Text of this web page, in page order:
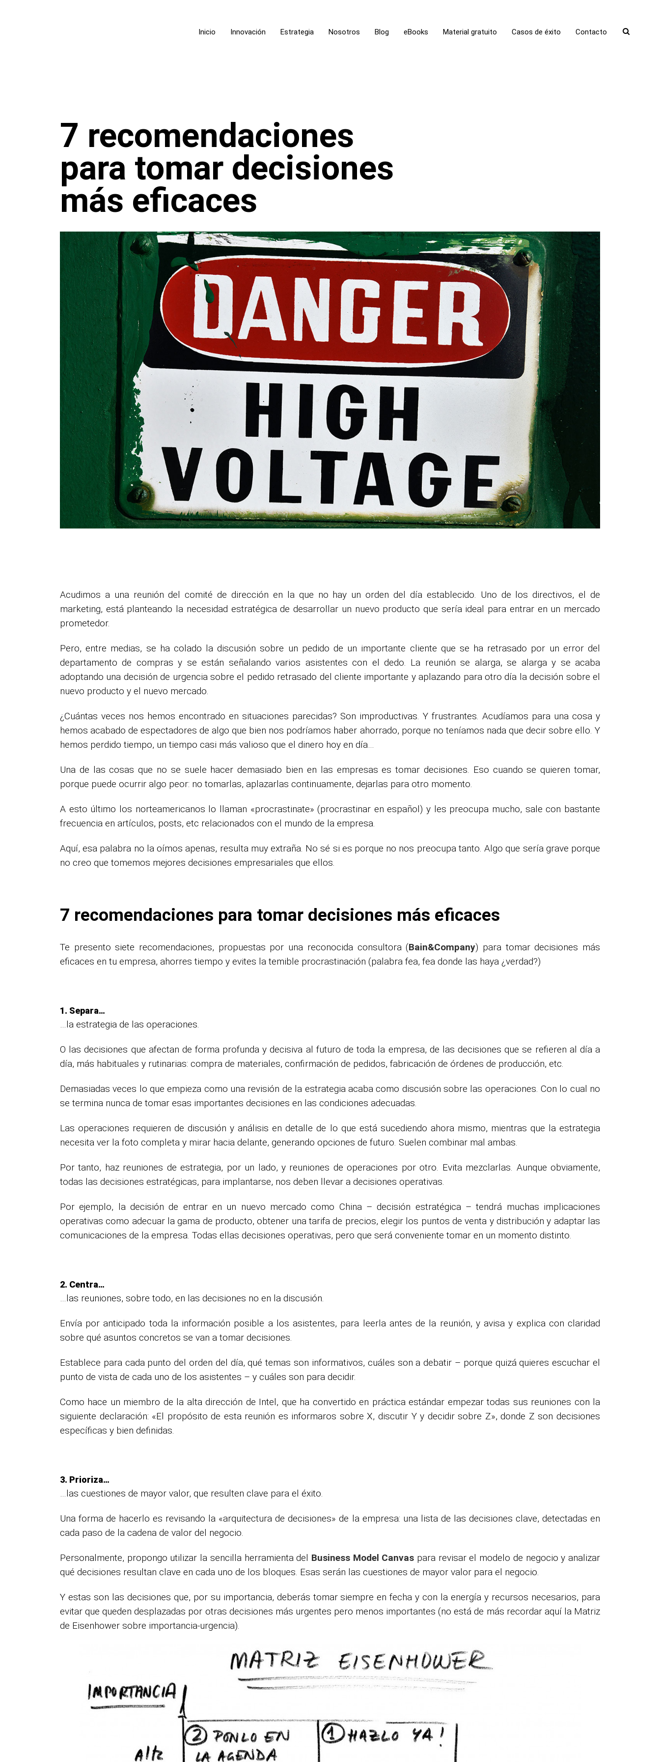
Inicio Innovación Estrategia Nosotros Blog eBooks Material gratuito Casos de éxito Contacto
7 recomendaciones
para tomar decisiones
más eficaces
Acudimos a una reunión del comité de dirección en la que no hay un orden del día establecido. Uno de los directivos, el de
marketing, está planteando la necesidad estratégica de desarrollar un nuevo producto que sería ideal para entrar en un mercado
prometedor.
Pero, entre medias, se ha colado la discusión sobre un pedido de un importante cliente que se ha retrasado por un error del
departamento de compras y se están señalando varios asistentes con el dedo. La reunión se alarga, se alarga y se acaba
adoptando una decisión de urgencia sobre el pedido retrasado del cliente importante y aplazando para otro día la decisión sobre el
nuevo producto y el nuevo mercado.
¿Cuántas veces nos hemos encontrado en situaciones parecidas? Son improductivas. Y frustrantes. Acudíamos para una cosa y
hemos acabado de espectadores de algo que bien nos podríamos haber ahorrado, porque no teníamos nada que decir sobre ello. Y
hemos perdido tiempo, un tiempo casi más valioso que el dinero hoy en día…
Una de las cosas que no se suele hacer demasiado bien en las empresas es tomar decisiones. Eso cuando se quieren tomar,
porque puede ocurrir algo peor: no tomarlas, aplazarlas continuamente, dejarlas para otro momento.
A esto último los norteamericanos lo llaman «procrastinate» (procrastinar en español) y les preocupa mucho, sale con bastante
frecuencia en artículos, posts, etc relacionados con el mundo de la empresa.
Aquí, esa palabra no la oímos apenas, resulta muy extraña. No sé si es porque no nos preocupa tanto. Algo que sería grave porque
no creo que tomemos mejores decisiones empresariales que ellos.
7 recomendaciones para tomar decisiones más eficaces
Te presento siete recomendaciones, propuestas por una reconocida consultora (Bain&Company) para tomar decisiones más
eficaces en tu empresa, ahorres tiempo y evites la temible procrastinación (palabra fea, fea donde las haya ¿verdad?)
1. Separa…
…la estrategia de las operaciones.
O las decisiones que afectan de forma profunda y decisiva al futuro de toda la empresa, de las decisiones que se refieren al día a
día, más habituales y rutinarias: compra de materiales, confirmación de pedidos, fabricación de órdenes de producción, etc.
Demasiadas veces lo que empieza como una revisión de la estrategia acaba como discusión sobre las operaciones. Con lo cual no
se termina nunca de tomar esas importantes decisiones en las condiciones adecuadas.
Las operaciones requieren de discusión y análisis en detalle de lo que está sucediendo ahora mismo, mientras que la estrategia
necesita ver la foto completa y mirar hacia delante, generando opciones de futuro. Suelen combinar mal ambas.
Por tanto, haz reuniones de estrategia, por un lado, y reuniones de operaciones por otro. Evita mezclarlas. Aunque obviamente,
todas las decisiones estratégicas, para implantarse, nos deben llevar a decisiones operativas.
Por ejemplo, la decisión de entrar en un nuevo mercado como China – decisión estratégica – tendrá muchas implicaciones
operativas como adecuar la gama de producto, obtener una tarifa de precios, elegir los puntos de venta y distribución y adaptar las
comunicaciones de la empresa. Todas ellas decisiones operativas, pero que será conveniente tomar en un momento distinto.
2. Centra…
…las reuniones, sobre todo, en las decisiones no en la discusión.
Envía por anticipado toda la información posible a los asistentes, para leerla antes de la reunión, y avisa y explica con claridad
sobre qué asuntos concretos se van a tomar decisiones.
Establece para cada punto del orden del día, qué temas son informativos, cuáles son a debatir – porque quizá quieres escuchar el
punto de vista de cada uno de los asistentes – y cuáles son para decidir.
Como hace un miembro de la alta dirección de Intel, que ha convertido en práctica estándar empezar todas sus reuniones con la
siguiente declaración: «El propósito de esta reunión es informaros sobre X, discutir Y y decidir sobre Z», donde Z son decisiones
específicas y bien definidas.
3. Prioriza…
…las cuestiones de mayor valor, que resulten clave para el éxito.
Una forma de hacerlo es revisando la «arquitectura de decisiones» de la empresa: una lista de las decisiones clave, detectadas en
cada paso de la cadena de valor del negocio.
Personalmente, propongo utilizar la sencilla herramienta del Business Model Canvas para revisar el modelo de negocio y analizar
qué decisiones resultan clave en cada uno de los bloques. Esas serán las cuestiones de mayor valor para el negocio.
Y estas son las decisiones que, por su importancia, deberás tomar siempre en fecha y con la energía y recursos necesarios, para
evitar que queden desplazadas por otras decisiones más urgentes pero menos importantes (no está de más recordar aquí la Matriz
de Eisenhower sobre importancia-urgencia).